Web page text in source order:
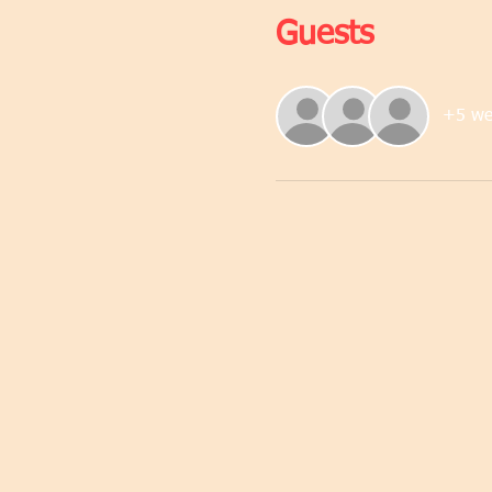
Guests
+5